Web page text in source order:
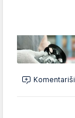
Komentariši